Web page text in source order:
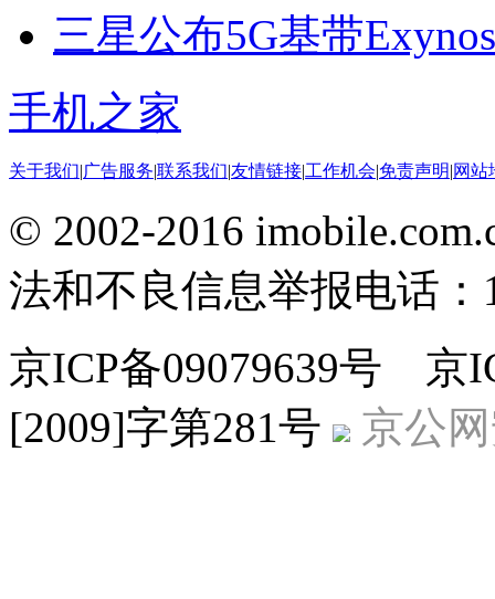
三星公布5G基带
手机之家
关于我们|广告服务|联系我们|友情链接|工作机会|免责声明|网站
© 2002-2016
法和不良信息举报电话：
京ICP备09079639号 京
[2009]字第281号
京公